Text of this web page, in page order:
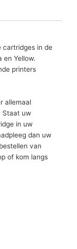
cartridges in de
en Yellow.
printers
allemaal
Staat uw
in uw
dan uw
van
of kom langs